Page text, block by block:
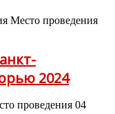
Место проведения
2024
проведения 04